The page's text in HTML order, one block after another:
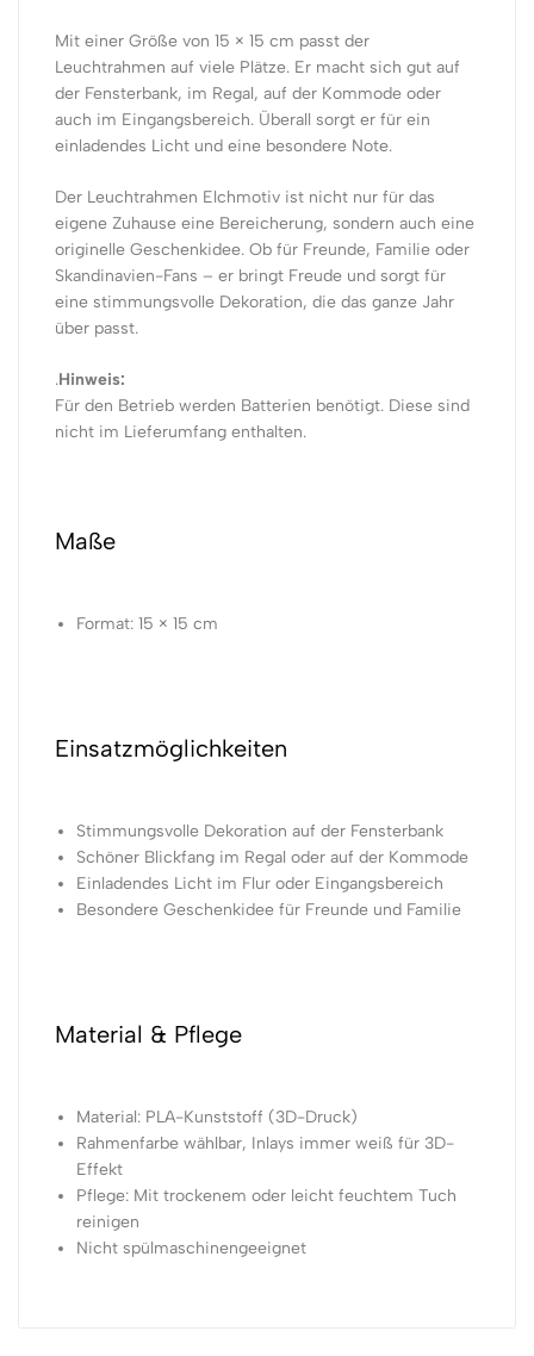
Mit einer Größe von 15 × 15 cm passt der
Leuchtrahmen auf viele Plätze. Er macht sich gut auf
der Fensterbank, im Regal, auf der Kommode oder
auch im Eingangsbereich. Überall sorgt er für ein
einladendes Licht und eine besondere Note.
Der Leuchtrahmen Elchmotiv ist nicht nur für das
eigene Zuhause eine Bereicherung, sondern auch eine
originelle Geschenkidee. Ob für Freunde, Familie oder
Skandinavien-Fans – er bringt Freude und sorgt für
eine stimmungsvolle Dekoration, die das ganze Jahr
über passt.
.Hinweis:
Für den Betrieb werden Batterien benötigt. Diese sind
nicht im Lieferumfang enthalten.
Maße
Format: 15 × 15 cm
Einsatzmöglichkeiten
Stimmungsvolle Dekoration auf der Fensterbank
Schöner Blickfang im Regal oder auf der Kommode
Einladendes Licht im Flur oder Eingangsbereich
Besondere Geschenkidee für Freunde und Familie
Material & Pflege
Material: PLA-Kunststoff (3D-Druck)
Rahmenfarbe wählbar, Inlays immer weiß für 3D-
Effekt
Pflege: Mit trockenem oder leicht feuchtem Tuch
reinigen
Nicht spülmaschinengeeignet